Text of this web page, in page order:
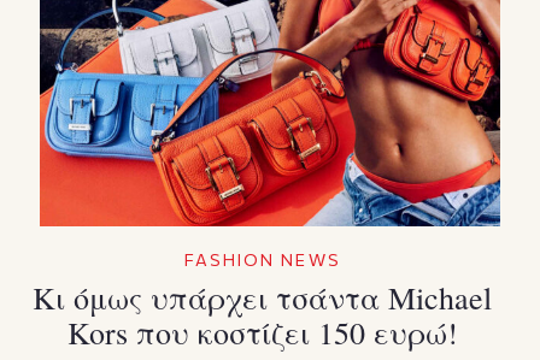
FASHION NEWS
Κι όμως υπάρχει τσάντα Michael
Kors που κοστίζει 150 ευρώ!